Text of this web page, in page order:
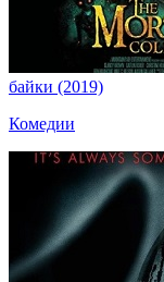
байки (2019)
Комедии